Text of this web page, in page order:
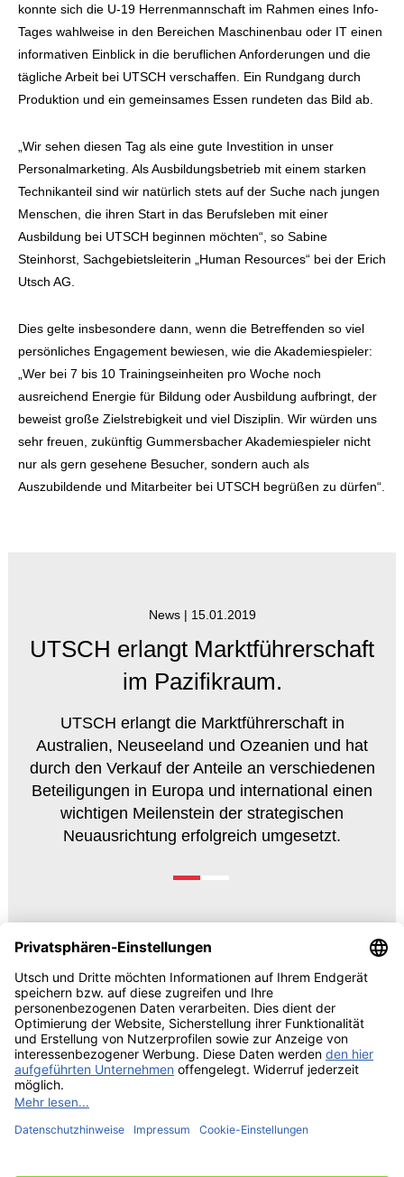
konnte sich die U-19 Herrenmannschaft im Rahmen eines Info-
Tages wahlweise in den Bereichen Maschinenbau oder IT einen
informativen Einblick in die beruflichen Anforderungen und die
tägliche Arbeit bei UTSCH verschaffen. Ein Rundgang durch
Produktion und ein gemeinsames Essen rundeten das Bild ab.
„Wir sehen diesen Tag als eine gute Investition in unser
Personalmarketing. Als Ausbildungsbetrieb mit einem starken
Technikanteil sind wir natürlich stets auf der Suche nach jungen
Menschen, die ihren Start in das Berufsleben mit einer
Ausbildung bei UTSCH beginnen möchten“, so Sabine
Steinhorst, Sachgebietsleiterin „Human Resources“ bei der Erich
Utsch AG.
Dies gelte insbesondere dann, wenn die Betreffenden so viel
persönliches Engagement bewiesen, wie die Akademiespieler:
„Wer bei 7 bis 10 Trainingseinheiten pro Woche noch
ausreichend Energie für Bildung oder Ausbildung aufbringt, der
beweist große Zielstrebigkeit und viel Disziplin. Wir würden uns
sehr freuen, zukünftig Gummersbacher Akademiespieler nicht
nur als gern gesehene Besucher, sondern auch als
Auszubildende und Mitarbeiter bei UTSCH begrüßen zu dürfen“.
News | 15.01.2019
UTSCH erlangt Marktführerschaft
im Pazifikraum.
UTSCH erlangt die Marktführerschaft in
Australien, Neuseeland und Ozeanien und hat
durch den Verkauf der Anteile an verschiedenen
Beteiligungen in Europa und international einen
wichtigen Meilenstein der strategischen
Neuausrichtung erfolgreich umgesetzt.
© 2026 UTSCH
AGB und Einkaufsbedingungen
Vorabinformationen Data
Act
Impressum
Datenschutzrechtliche Information
Cookie-Einstellungen bearbeiten